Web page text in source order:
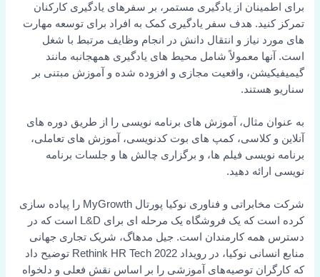
برای اطمینان از یادگیری مستمر، بر سفرهای یادگیری کارکنان
تمرکز کنید. هدف سفر یادگیری کمک به افراد برای توسعه مهارت
های مورد نیاز و انتقال دانش در انجام وظایف مرتبط با شغل
است. آنها معمولاً شامل محیط های یادگیری همهجانبه مانند
گیمیفیکیشن، واقعیت مجازی و افزوده شده و آموزش مبتنی بر
سناریو هستند.
به عنوان مثال، آموزش های برنامه نویسی را از طریق دوره های
آنلاین و کلاسی، کمپ های بوت کدنویسی، آموزش های تعاملی،
برنامه نویسی فیلم ها، و برگزاری چالش ها و جلسات برنامه
نویسی ارائه دهید.
شرکت مخابراتی و فناوری نوکیا پورتال MyGrowth را پیاده سازی
کرده است که یک فروشگاه یک مرحله ای برای L&D است که در
دسترس همه کارمندان است. جیل مدهاگ، شریک تجاری جهانی
منابع انسانی نوکیا، در رویداد Rethink HR Tech 2022 توضیح داد
که کارگران توصیه‌های آموزشی را بر اساس نقش فعلی و دلخواه